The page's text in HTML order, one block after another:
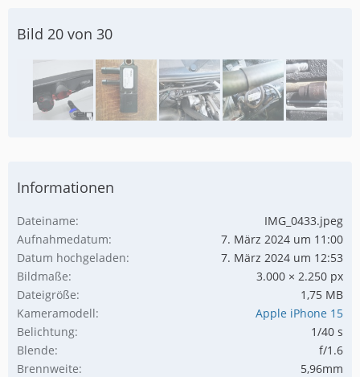
Bild 20 von 30
Informationen
Dateiname
IMG_0433.jpeg
Aufnahmedatum
7. März 2024 um 11:00
Datum hochgeladen
7. März 2024 um 12:53
Bildmaße
3.000 × 2.250 px
Dateigröße
1,75 MB
Kameramodell
Apple iPhone 15
Belichtung
1/40 s
Blende
f/1.6
Brennweite
5,96mm